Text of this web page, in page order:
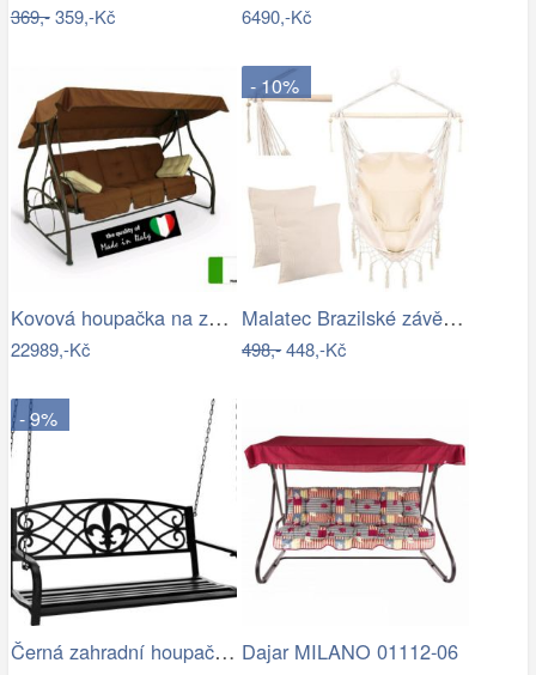
369,-359,-Kč 6490,-Kč
Kovová houpačka na zahradu - VGD
22989,-Kč
- 10%
Malatec Brazilské závěsné houpací…
498,-448,-Kč
- 9%
Černá zahradní houpačka Ameli Dajar MILANO 01112-06